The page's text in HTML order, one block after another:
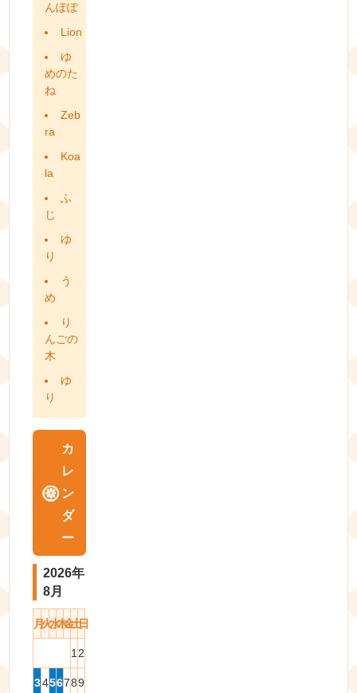
んぽぽ
Lion
ゆ
めのた
ね
Zeb
ra
Koa
la
ふ
じ
ゆ
り
う
め
り
んごの
木
ゆ
り
カ
レ
ン
ダ
ー
2026年
8月
月火水木金土日
1 2
3456789